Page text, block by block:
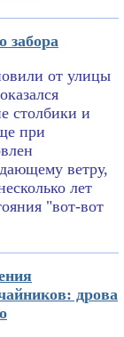
забора
от улицы
столбики и
при
ветру,
лет
"вот-вот
дрова